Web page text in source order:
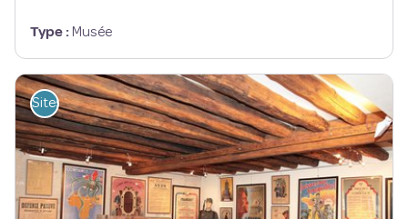
Type : Musée
Sites de visite